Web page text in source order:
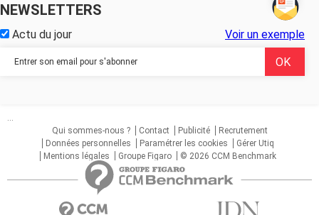
NEWSLETTERS
Actu du jour Voir un exemple
...
Qui sommes-nous ?
Contact Publicité
Recrutement
Données personnelles
Paramétrer les cookies
Gérer Utiq
Mentions légales
Groupe Figaro © 2026 CCM Benchmark